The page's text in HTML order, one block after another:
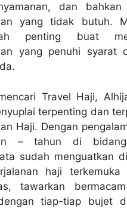
dan
yang tidak butuh.
penting buat
yang penuhi syarat
Travel Haji,
terpenting dan
Haji. Dengan
– tahun di
sudah menguatkan
haji terkemuka
tawarkan
tiap-tiap bujet